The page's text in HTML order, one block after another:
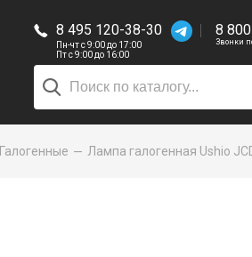
8 495 120-38-30
Пн-чт с 9:00 до 17:00
Пт с 9:00 до 16:00
8
Звонки
Галогенные Лампа галогенная Ushio